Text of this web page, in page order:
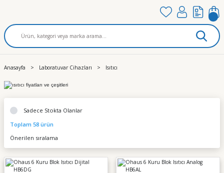
Anasayfa Laboratuvar Cihazları Isıtıcı
Sadece Stokta Olanlar
Toplam 58 ürün